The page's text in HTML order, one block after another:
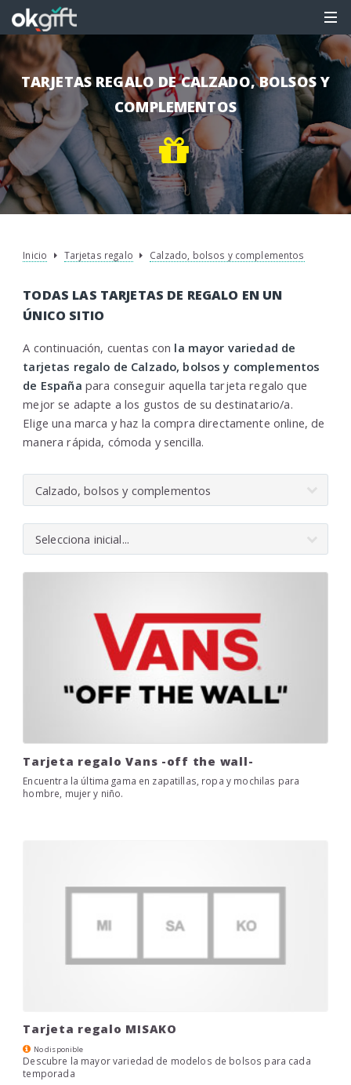
TARJETAS REGALO DE CALZADO, BOLSOS Y
COMPLEMENTOS
Inicio Tarjetas regalo Calzado, bolsos y complementos
TODAS LAS TARJETAS DE REGALO EN UN
ÚNICO SITIO
A continuación, cuentas con la mayor variedad de
tarjetas regalo de Calzado, bolsos y complementos
de España para conseguir aquella tarjeta regalo que
mejor se adapte a los gustos de su destinatario/a.
Elige una marca y haz la compra directamente online, de
manera rápida, cómoda y sencilla.
Tarjeta regalo Vans -off the wall-
Encuentra la última gama en zapatillas, ropa y mochilas para
hombre, mujer y niño.
Tarjeta regalo MISAKO
No disponible
Descubre la mayor variedad de modelos de bolsos para cada
temporada